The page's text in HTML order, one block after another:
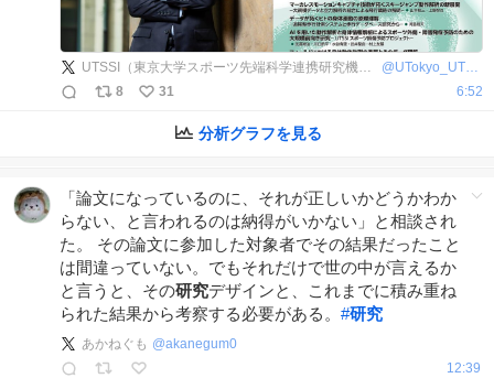
UTSSI（東京大学スポーツ先端科学連携研究機構） @UTokyo_UTSSI
8
31 6:52
分析グラフを見る
「論文になっているのに、それが正しいかどうかわか
らない、と言われるのは納得がいかない」と相談され
た。 その論文に参加した対象者でその結果だったこと
は間違っていない。でもそれだけで世の中が言えるか
と言うと、その研究デザインと、これまでに積み重ね
られた結果から考察する必要がある。 #研究
あかねぐも @akanegum0
12:39